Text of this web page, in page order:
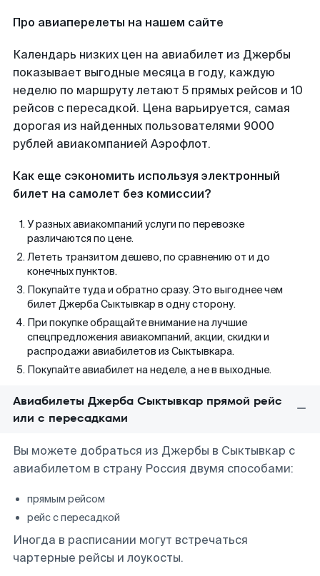
Про авиаперелеты на нашем сайте
Календарь низких цен на авиабилет из Джербы
показывает выгодные месяца в году, каждую
неделю по маршруту летают 5 прямых рейсов и 10
рейсов с пересадкой. Цена варьируется, самая
дорогая из найденных пользователями 9000
рублей авиакомпанией Аэрофлот.
Как еще сэкономить используя электронный
билет на самолет без комиссии?
У разных авиакомпаний услуги по перевозке
различаются по цене.
Лететь транзитом дешево, по сравнению от и до
конечных пунктов.
Покупайте туда и обратно сразу. Это выгоднее чем
билет Джерба Сыктывкар в одну сторону.
При покупке обращайте внимание на лучшие
спецпредложения авиакомпаний, акции, скидки и
распродажи авиабилетов из Сыктывкара.
Покупайте авиабилет на неделе, а не в выходные.
Авиабилеты Джерба Сыктывкар прямой рейс
или с пересадками
Вы можете добраться из Джербы в Сыктывкар с
авиабилетом в страну Россия двумя способами:
прямым рейсом
рейс с пересадкой
Иногда в расписании могут встречаться
чартерные рейсы и лоукосты.